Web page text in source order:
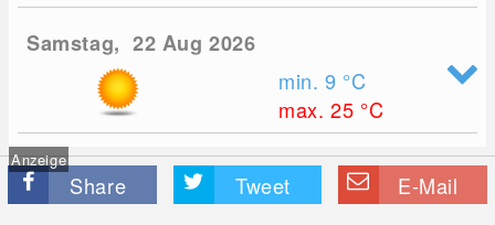
Samstag, 22 Aug 2026
min. 9 °C
max. 25 °C
Anzeige
Share Tweet E-Mail